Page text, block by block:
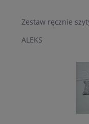
Zestaw ręcznie
ALEKS